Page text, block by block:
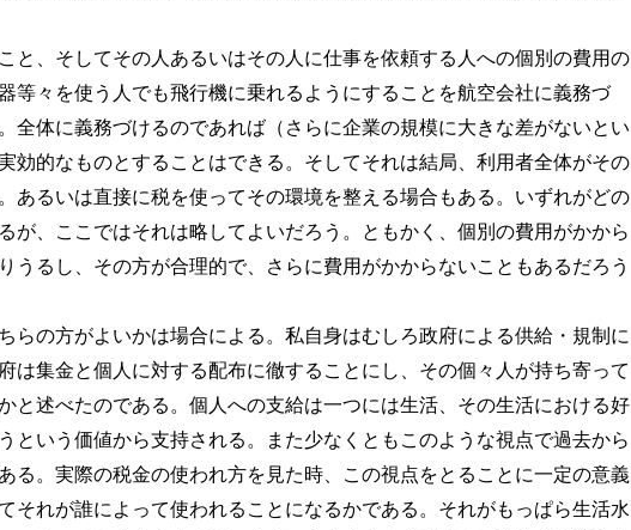
、そしてその人あるいはその人に仕事を依頼する人への個別の費用の
等々を使う人でも飛行機に乗れるようにすることを航空会社に義務づ
全体に義務づけるのであれば（さらに企業の規模に大きな差がないとい
効的なものとすることはできる。そしてそれは結局、利用者全体がその
あるいは直接に税を使ってその環境を整える場合もある。いずれがどの
が、ここではそれは略してよいだろう。ともかく、個別の費用がかから
うるし、その方が合理的で、さらに費用がかからないこともあるだろう
の方がよいかは場合による。私自身はむしろ政府による供給・規制に
は集金と個人に対する配布に徹することにし、その個々人が持ち寄って
と述べたのである。個人への支給は一つには生活、その生活における好
という価値から支持される。また少なくともこのような視点で過去から
る。実際の税金の使われ方を見た時、この視点をとることに一定の意義
それが誰によって使われることになるかである。それがもっぱら生活水